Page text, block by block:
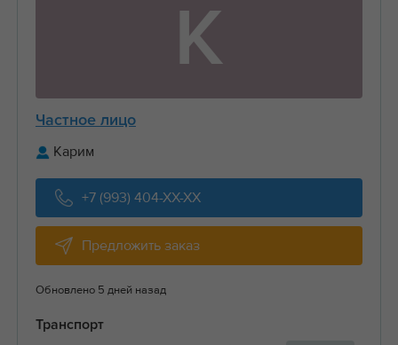
К
Частное лицо
Карим
+7 (993) 404-XX-XX
Предложить заказ
Обновлено 5 дней назад
Транспорт